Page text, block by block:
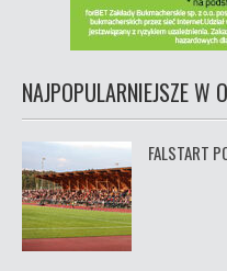
NAJPOPULARNIEJSZE W
FALSTART